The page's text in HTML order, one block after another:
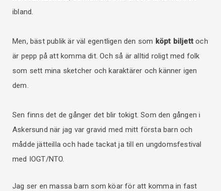
ibland.
Men, bäst publik är väl egentligen den som köpt biljett och
är pepp på att komma dit. Och så är alltid roligt med folk
som sett mina sketcher och karaktärer och känner igen
dem.
Sen finns det de gånger det blir tokigt. Som den gången i
Askersund när jag var gravid med mitt första barn och
mådde jätteilla och hade tackat ja till en ungdomsfestival
med IOGT/NTO.
Jag ser en massa barn som köar för att komma in fast